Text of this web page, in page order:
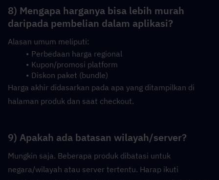
8) Mengapa harganya bisa lebih murah
daripada pembelian dalam aplikasi?
Alasan umum meliputi:
Perbedaan harga regional
Kupon/promosi platform
Diskon paket (bundle)
Harga akhir didasarkan pada apa yang ditampilkan di
halaman produk dan saat checkout.
9) Apakah ada batasan wilayah/server?
Mungkin saja. Beberapa produk dibatasi untuk